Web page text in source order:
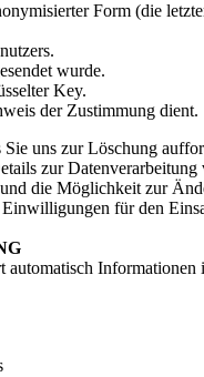
Form (die
wurde.
Key.
der Zustimmung dient.
uns zur Löschung
zur
die Möglichkeit zur
für den
automatisch